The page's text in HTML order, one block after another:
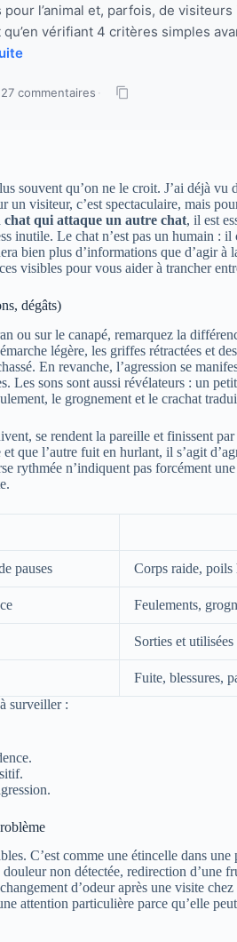
pour l’animal et, parfois, de
qu’en vérifiant 4 critères simples
27 commentaires ·
souvent qu’on ne le croit. J’ai déjà vu
un visiteur, c’est spectaculaire, mais
qui attaque un autre chat, il est
inutile. Le chat n’est pas un humain :
bien plus d’informations que d’agir à
visibles pour vous aider à trancher
dégâts)
ou sur le canapé, remarquez la
légère, les griffes rétractées et
En revanche, l’agression se
Les sons sont aussi révélateurs : un petit
le grognement et le crachat
se rendent la pareille et finissent
que l’autre fuit en hurlant, il s’agit
rythmée n’indiquent pas forcément
pauses Corps raide, poils
Feulements,
Sorties et utilisées
Fuite, blessures,
surveiller :
C’est comme une étincelle dans
non détectée, redirection d’une
d’odeur après une visite
attention particulière parce qu’elle